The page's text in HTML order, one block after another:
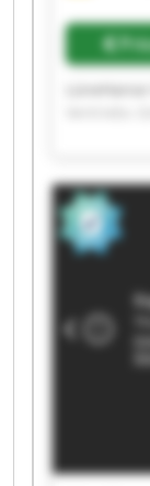
Vertriebs
Vertriebs
Vertriebs
Vertriebs